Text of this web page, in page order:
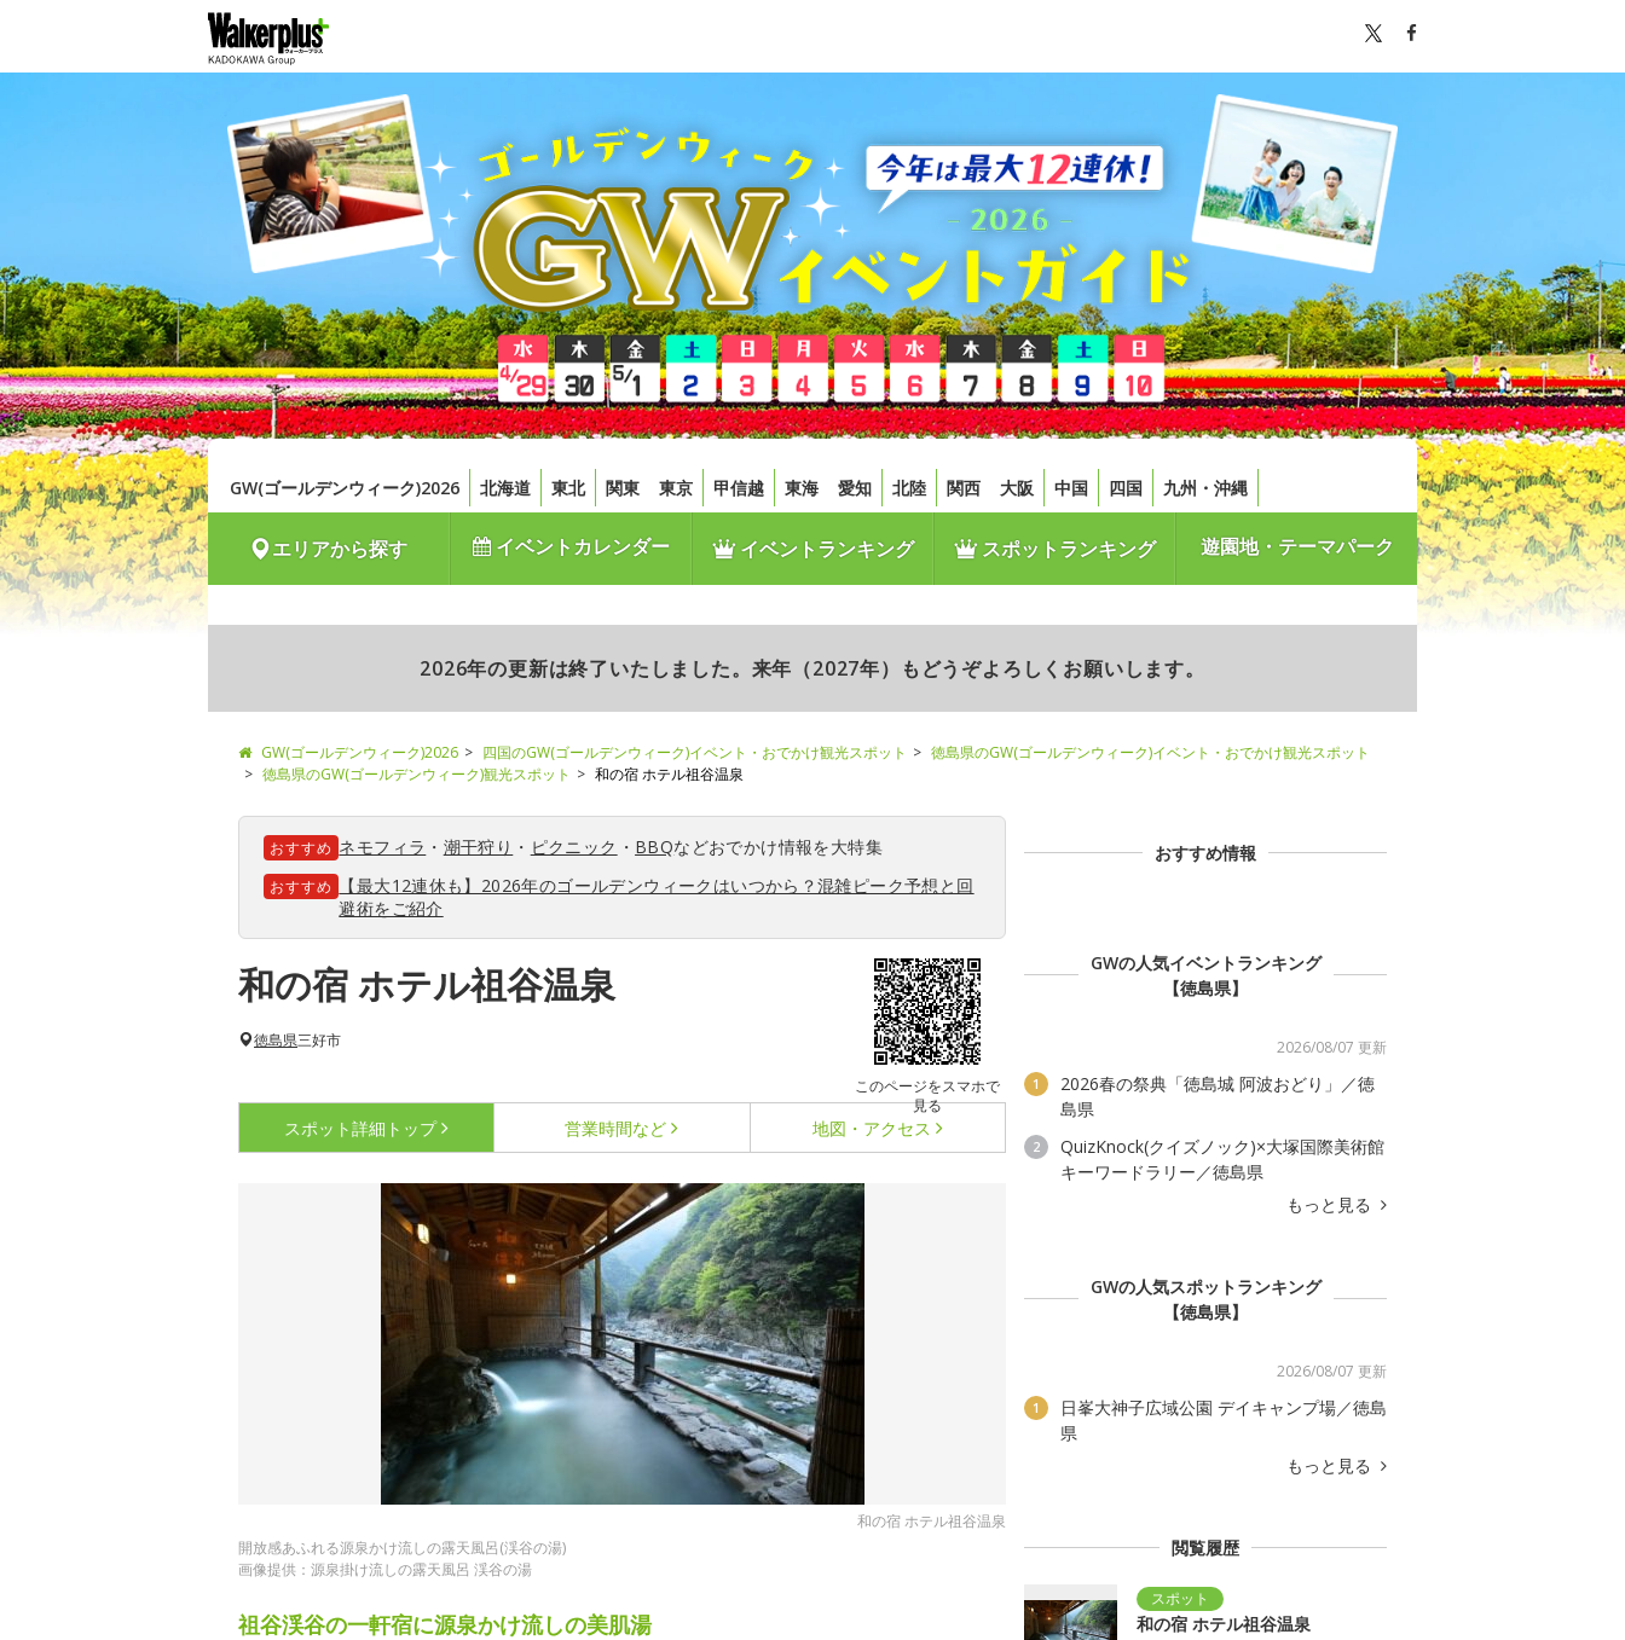
GW(ゴールデンウィーク)2026 北海道 東北 関東 東京 甲信越 東海 愛知 北陸 関西 大阪 中国 四国 九州・沖縄
エリアから探す イベントカレンダー イベントランキング スポットランキング 遊園地・テーマパーク
2026年の更新は終了いたしました。来年（2027年）もどうぞよろしくお願いします。
GW(ゴールデンウィーク)2026 四国のGW(ゴールデンウィーク)イベント・おでかけ観光スポット
徳島県のGW(ゴールデンウィーク)イベント・おでかけ観光スポット
徳島県のGW(ゴールデンウィーク)観光スポット
和の宿 ホテル祖谷温泉
おすすめ ネモフィラ ・ 潮干狩り ・ ピクニック ・ BBQなどおでかけ情報を大特集
おすすめ
【最大12連休も】2026年のゴールデンウィークはいつから？混雑ピーク予想と回
避術をご紹介
和の宿 ホテル祖谷温泉
このページをスマホで
見る
徳島県三好市
スポット詳細 トップ 営業時間など 地図・アクセス
和の宿 ホテル祖谷温泉
開放感あふれる源泉かけ流しの露天風呂(渓谷の湯)
画像提供：源泉掛け流しの露天風呂 渓谷の湯
祖谷渓谷の一軒宿に源泉かけ流しの美肌湯
おすすめ情報
GWの人気イベントランキング
【徳島県】
2026/08/07 更新
1
2026春の祭典「徳島城 阿波おどり」／徳
島県
2
QuizKnock(クイズノック)×大塚国際美術館
キーワードラリー／徳島県
もっと見る
GWの人気スポットランキング
【徳島県】
2026/08/07 更新
1
日峯大神子広域公園 デイキャンプ場／徳島
県
もっと見る
閲覧履歴
和の宿 ホテル祖谷温泉